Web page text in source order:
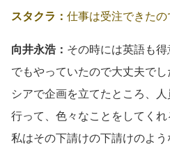
スタクラ： 仕事は受注できたの
向井永浩： その時には英語も
でもやっていたので大丈夫で
シアで企画を立てたところ、
行って、色々なことをしてくれ
私はその下請けの下請けのよ